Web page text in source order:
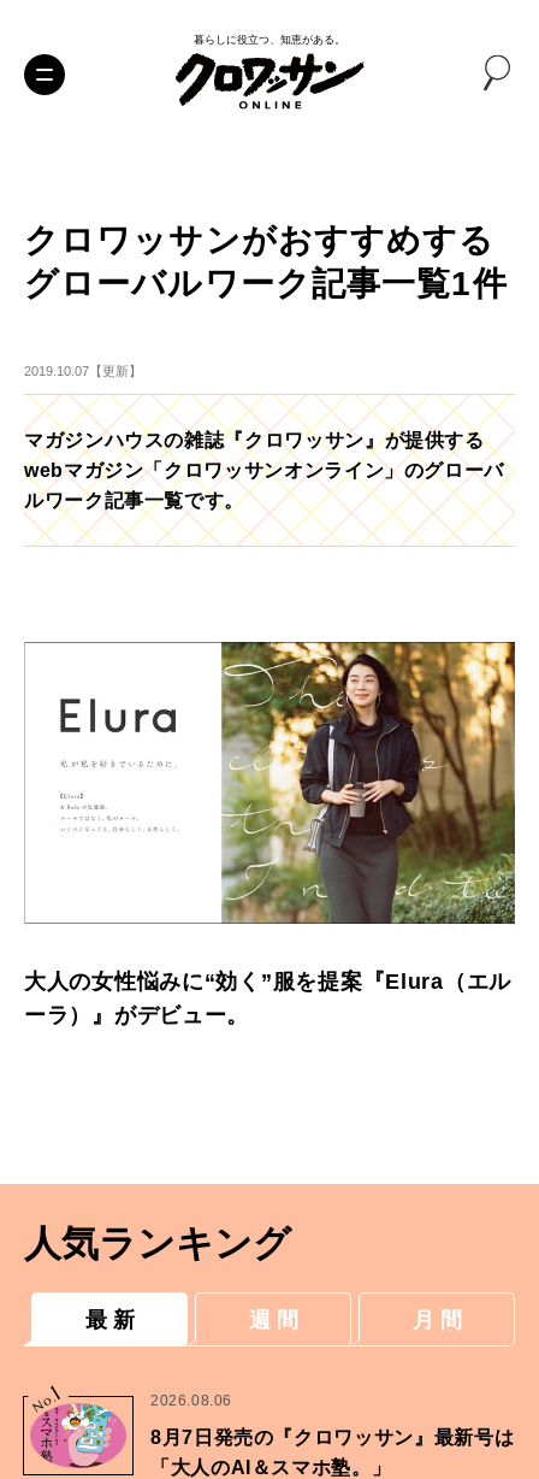
暮らしに役立つ、知恵がある。
クロワッサンがおすすめする
グローバルワーク記事一覧1件
2019.10.07【更新】
マガジンハウスの雑誌『クロワッサン』が提供する
webマガジン「クロワッサンオンライン」のグローバ
ルワーク記事一覧です。
大人の女性悩みに“効く”服を提案『Elura（エル
ーラ）』がデビュー。
人気ランキング
最 新 週 間 月 間
No.
1 2026.08.06
8月7日発売の『クロワッサン』最新号は
「大人のAI＆スマホ塾。」